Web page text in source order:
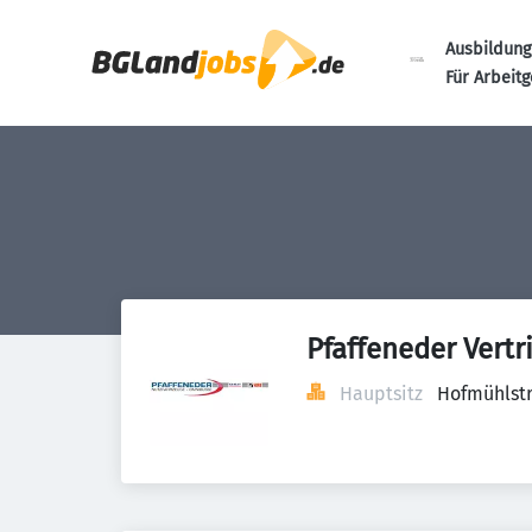
Für
Pfaffeneder
Hauptsitz